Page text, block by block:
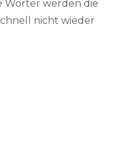
Wörter werden die
nicht wieder